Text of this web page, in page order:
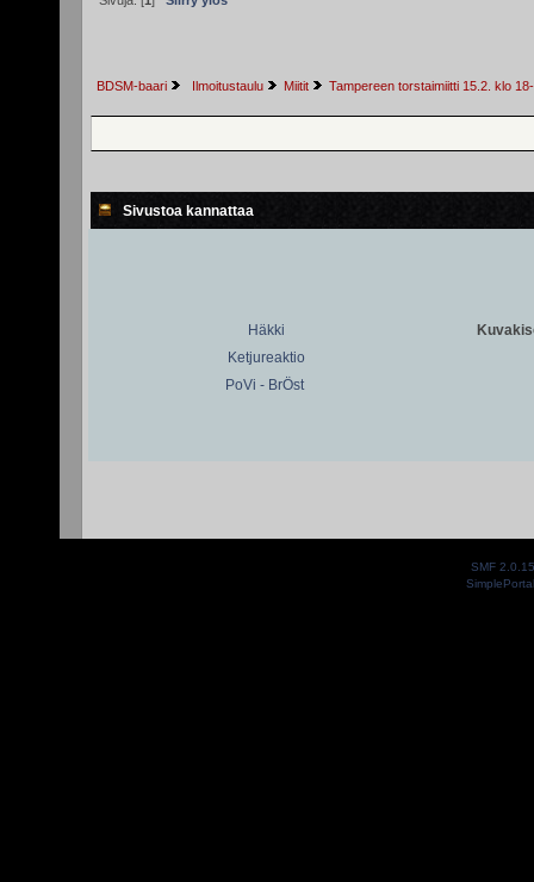
BDSM-baari Ilmoitustaulu Miitit Tampereen torstaimiitti 15.2. klo
Sivustoa kannattaa
Häkki
Ketjureaktio
PoVi - BrÖst
SMF 2.0.15